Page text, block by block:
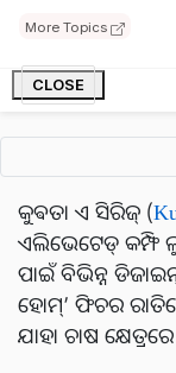
More Topics
CLOSE
ସିଙ୍ଗଲ ପ୍ରିସ୍ ବନେଟ୍
ଇନଟେନସିଟି ୩D
ଲ୍ୟାମ୍ପ ସହ ଏକ
କୁଵତା ଏ ସିରିଜ୍ (
ଏଲିଭେଟେଡ୍ କମ୍ଫି
ପାଇଁ ବିଭିନ୍ନ
ହୋମ୍’ ଫିଚର
ଯାହା ଚାଷ